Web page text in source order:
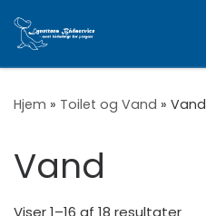
Vis hele indholdet
Hjem » Toilet og Vand » Vand
Vand
Viser 1–16 af 18 resultater